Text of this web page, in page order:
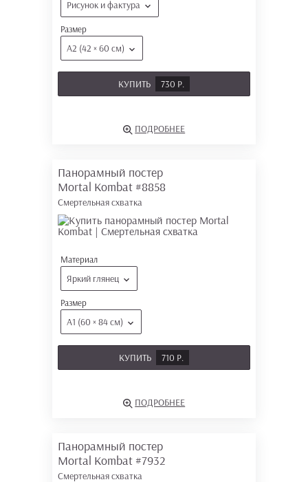
Рисунок и фактура
Размер
А2 (42 × 60 см)
КУПИТЬ 730 Р.
ПОДРОБНЕЕ
Панорамный постер
Mortal Kombat #8858
Смертельная схватка
Материал
Яркий глянец
Размер
А1 (60 × 84 см)
КУПИТЬ 710 Р.
ПОДРОБНЕЕ
Панорамный постер
Mortal Kombat #7932
Смертельная схватка